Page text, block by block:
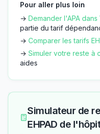
Pour aller plus loin
→ Demander l'APA dans
partie du tarif
→ Comparer les tarifs
→ Simuler votre reste à
aides
Simulateur de
EHPAD de